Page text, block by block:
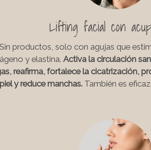
Lifting facial con
Sin productos, solo con agujas que
y elastina. Activa la circulación
reafirma, fortalece la cicatrización,
piel y reduce manchas. También es